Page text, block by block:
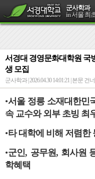
군사학과
in 서울 최
서경대 경영문화대학원 국
생 모집
군사학과 | 2026.04.30 14:01:21 | 본문 건
•서울 정릉 소재대한민
속 교수와외부 초빙 최
•타 대학에 비해 저렴한
•군인, 공무원, 회사원
학혜택